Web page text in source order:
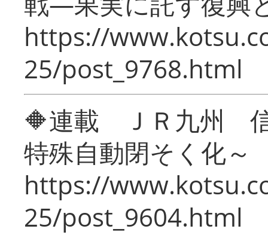
https://
25/post_9768.html
🔶連載 ＪＲ九州 信
特殊自動閉そく化～
https://
25/post_9604.html